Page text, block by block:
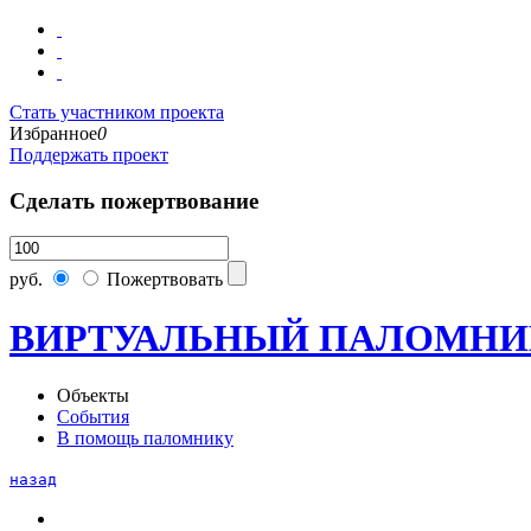
Стать участником проекта
Избранное0
Поддержать проект
Сделать пожертвование
руб. Пожертвовать
ВИРТУАЛЬНЫЙ
Объекты
События
В помощь паломнику
назад